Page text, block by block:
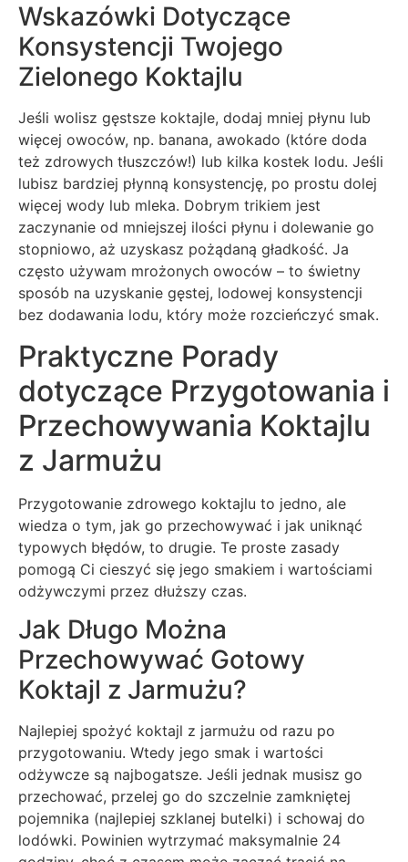
Wskazówki Dotyczące
Konsystencji Twojego
Zielonego Koktajlu
Jeśli wolisz gęstsze koktajle, dodaj mniej płynu lub
więcej owoców, np. banana, awokado (które doda
też zdrowych tłuszczów!) lub kilka kostek lodu. Jeśli
lubisz bardziej płynną konsystencję, po prostu dolej
więcej wody lub mleka. Dobrym trikiem jest
zaczynanie od mniejszej ilości płynu i dolewanie go
stopniowo, aż uzyskasz pożądaną gładkość. Ja
często używam mrożonych owoców – to świetny
sposób na uzyskanie gęstej, lodowej konsystencji
bez dodawania lodu, który może rozcieńczyć smak.
Praktyczne Porady
dotyczące Przygotowania i
Przechowywania Koktajlu
z Jarmużu
Przygotowanie zdrowego koktajlu to jedno, ale
wiedza o tym, jak go przechowywać i jak uniknąć
typowych błędów, to drugie. Te proste zasady
pomogą Ci cieszyć się jego smakiem i wartościami
odżywczymi przez dłuższy czas.
Jak Długo Można
Przechowywać Gotowy
Koktajl z Jarmużu?
Najlepiej spożyć koktajl z jarmużu od razu po
przygotowaniu. Wtedy jego smak i wartości
odżywcze są najbogatsze. Jeśli jednak musisz go
przechować, przelej go do szczelnie zamkniętej
pojemnika (najlepiej szklanej butelki) i schowaj do
lodówki. Powinien wytrzymać maksymalnie 24